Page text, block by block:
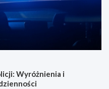
Wyróżnienia i